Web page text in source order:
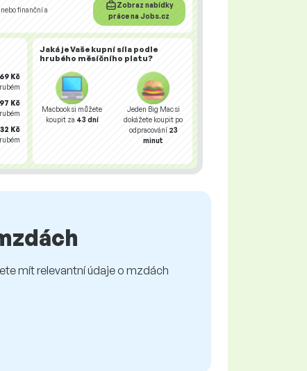
finanční a
Zobraz nabídky
práce na Jobs.cz
Kč
Kč
Kč
Jaká je Vaše kupní síla podle
hrubého měsíčního platu?
Macbook si můžete
koupit za 43 dní
Jeden Big Mac si
dokážete koupit po
odpracování 23
minut
mít relevantní údaje o mzdách